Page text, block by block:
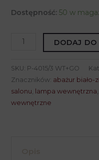
Dostępność: 50 w
ilość
Plafoniera
biało-
złota
ALBA
P-
DODAJ DO
SKU: P-4015/3 WT+GO
Znaczników: abażur biało-
salonu
lampa wewnętrzna
wewnętrzne